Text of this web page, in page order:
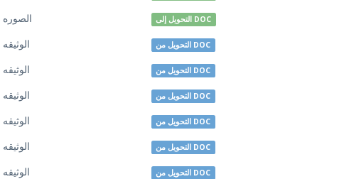
الصوره التحويل إلى DOC
الوثيقه التحويل من DOC
الوثيقه التحويل من DOC
الوثيقه التحويل من DOC
الوثيقه التحويل من DOC
الوثيقه التحويل من DOC
الوثيقه التحويل من DOC